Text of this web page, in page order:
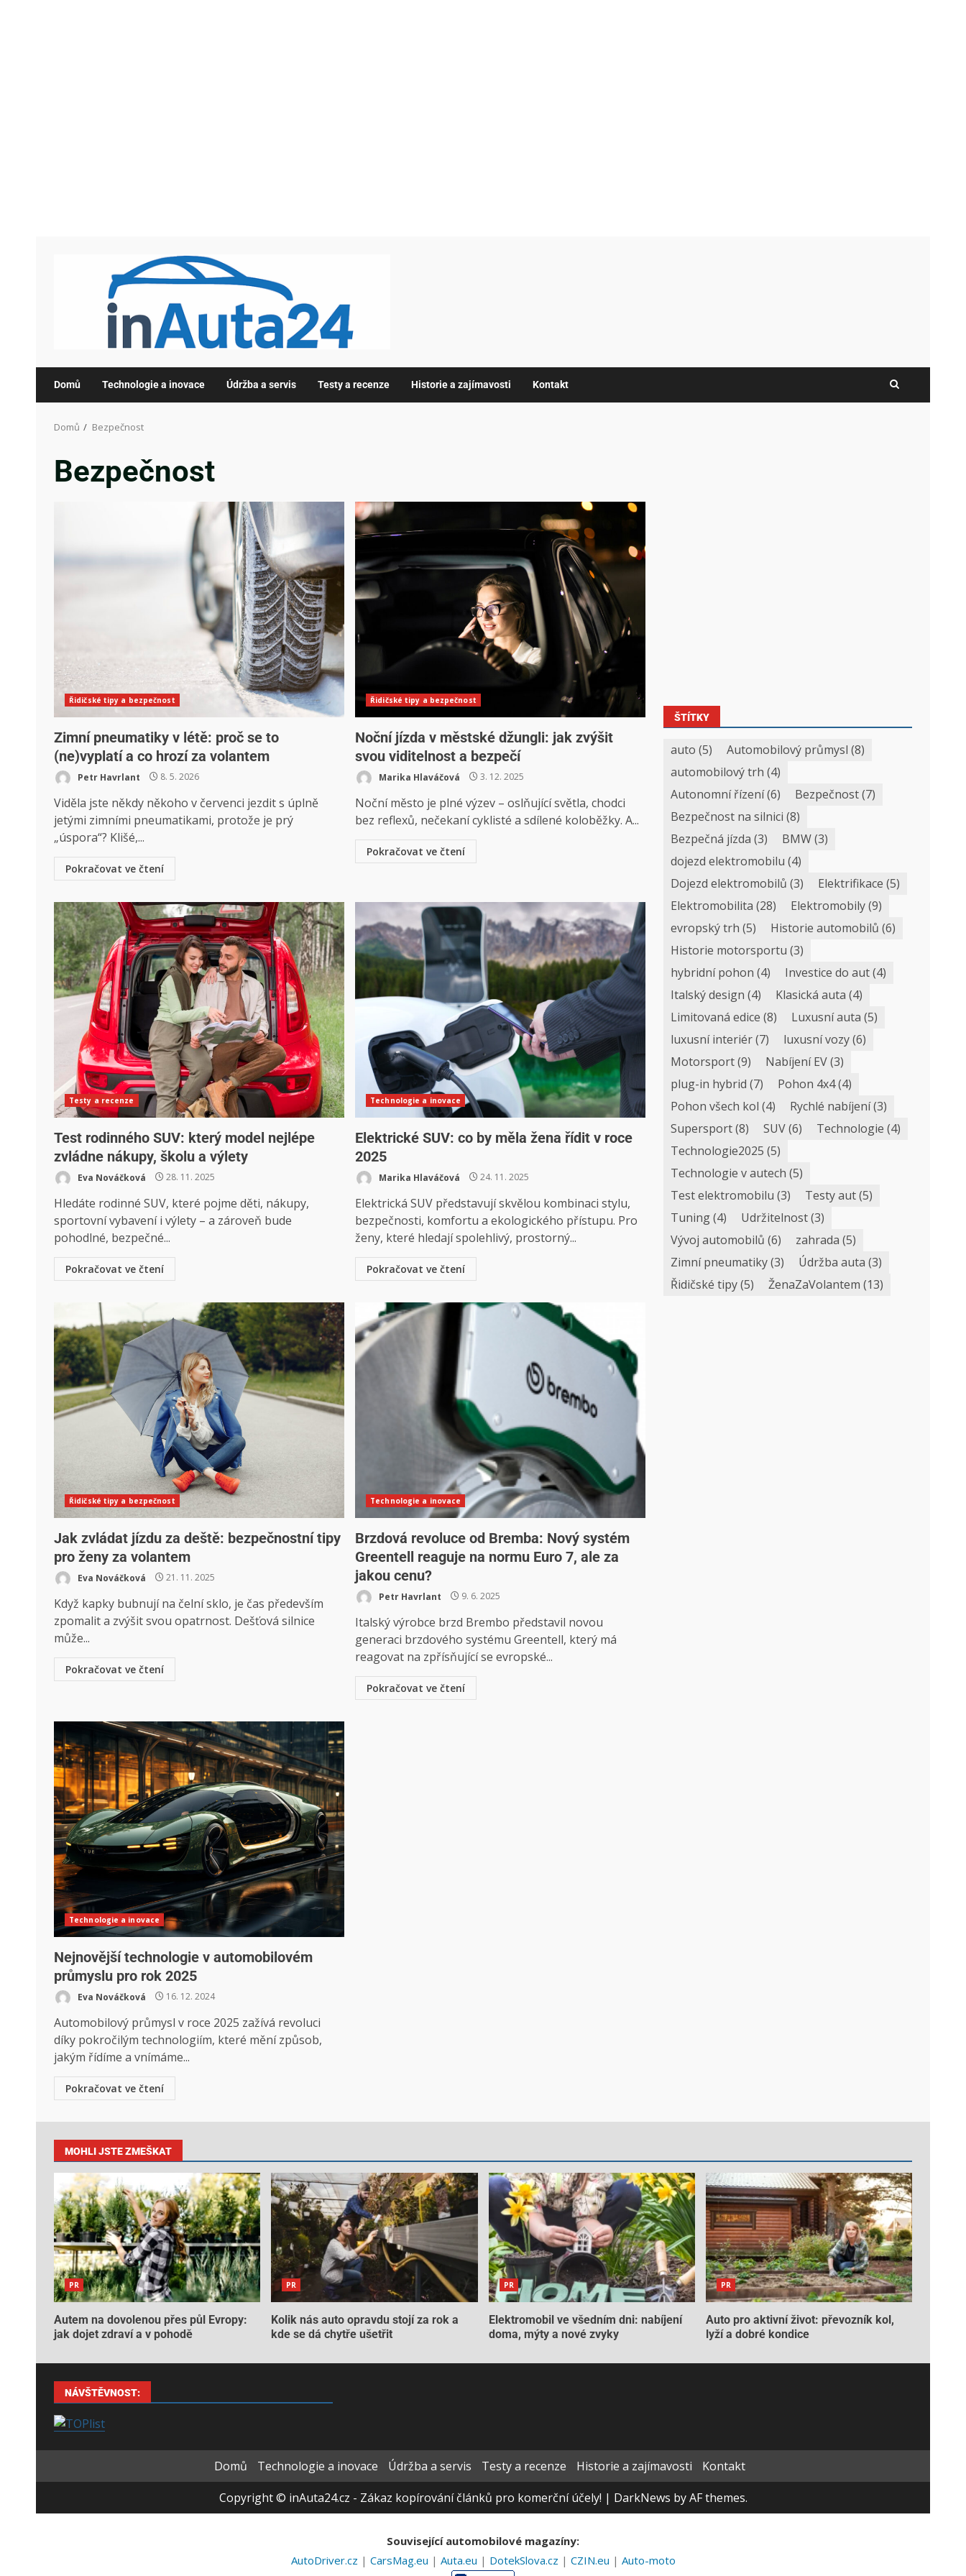
Domů Technologie a inovace Údržba a servis Testy a recenze Historie a zajímavosti Kontakt
Domů Bezpečnost
Bezpečnost
Řidičské tipy a bezpečnost
Zimní pneumatiky v létě: proč se to
(ne)vyplatí a co hrozí za volantem
Petr Havrlant 8. 5. 2026
Viděla jste někdy někoho v červenci jezdit s úplně
jetými zimními pneumatikami, protože je prý
„úspora“? Klišé,...
Pokračovat ve čtení
Řidičské tipy a bezpečnost
Noční jízda v městské džungli: jak zvýšit
svou viditelnost a bezpečí
Marika Hlaváčová 3. 12. 2025
Noční město je plné výzev – oslňující světla, chodci
bez reflexů, nečekaní cyklisté a sdílené koloběžky. A...
Pokračovat ve čtení
Testy a recenze
Test rodinného SUV: který model nejlépe
zvládne nákupy, školu a výlety
Eva Nováčková 28. 11. 2025
Hledáte rodinné SUV, které pojme děti, nákupy,
sportovní vybavení i výlety – a zároveň bude
pohodlné, bezpečné...
Pokračovat ve čtení
Technologie a inovace
Elektrické SUV: co by měla žena řídit v roce
2025
Marika Hlaváčová 24. 11. 2025
Elektrická SUV představují skvělou kombinaci stylu,
bezpečnosti, komfortu a ekologického přístupu. Pro
ženy, které hledají spolehlivý, prostorný...
Pokračovat ve čtení
Řidičské tipy a bezpečnost
Jak zvládat jízdu za deště: bezpečnostní tipy
pro ženy za volantem
Eva Nováčková 21. 11. 2025
Když kapky bubnují na čelní sklo, je čas především
zpomalit a zvýšit svou opatrnost. Dešťová silnice
může...
Pokračovat ve čtení
Technologie a inovace
Brzdová revoluce od Bremba: Nový systém
Greentell reaguje na normu Euro 7, ale za
jakou cenu?
Petr Havrlant 9. 6. 2025
Italský výrobce brzd Brembo představil novou
generaci brzdového systému Greentell, který má
reagovat na zpřísňující se evropské...
Pokračovat ve čtení
Technologie a inovace
Nejnovější technologie v automobilovém
průmyslu pro rok 2025
Eva Nováčková 16. 12. 2024
Automobilový průmysl v roce 2025 zažívá revoluci
díky pokročilým technologiím, které mění způsob,
jakým řídíme a vnímáme...
Pokračovat ve čtení
ŠTÍTKY
auto (5) Automobilový průmysl (8)
automobilový trh (4)
Autonomní řízení(6) Bezpečnost(7)
Bezpečnost na silnici (8)
Bezpečná jízda (3) BMW(3)
dojezd elektromobilu (4)
Dojezd elektromobilů (3) Elektrifikace (5)
Elektromobilita (28) Elektromobily(9)
evropský trh (5) Historie automobilů (6)
Historie motorsportu (3)
hybridní pohon (4) Investice do aut(4)
Italský design (4) Klasická auta (4)
Limitovaná edice (8) Luxusní auta (5)
luxusní interiér(7) luxusní vozy(6)
Motorsport(9) Nabíjení EV(3)
plug-in hybrid (7) Pohon 4x4(4)
Pohon všech kol (4) Rychlé nabíjení(3)
Supersport(8) SUV(6) Technologie (4)
Technologie2025 (5)
Technologie v autech (5)
Test elektromobilu (3) Testy aut(5)
Tuning(4) Udržitelnost(3)
Vývoj automobilů (6) zahrada (5)
Zimní pneumatiky(3) Údržba auta (3)
Řidičské tipy(5) ŽenaZaVolantem (13)
MOHLI JSTE ZMEŠKAT
PR
Autem na dovolenou přes půl Evropy:
jak dojet zdraví a v pohodě
PR
Kolik nás auto opravdu stojí za rok a
kde se dá chytře ušetřit
PR
Elektromobil ve všedním dni: nabíjení
doma, mýty a nové zvyky
PR
Auto pro aktivní život: převozník kol,
lyží a dobré kondice
NÁVŠTĚVNOST:
Domů Technologie a inovace Údržba a servis Testy a recenze Historie a zajímavosti
Kontakt
Copyright © inAuta24.cz - Zákaz kopírování článků pro komerční účely! | DarkNews by AF themes.
Související automobilové magazíny:
AutoDriver.cz | CarsMag.eu | Auta.eu | DotekSlova.cz | CZIN.eu | Auto-moto